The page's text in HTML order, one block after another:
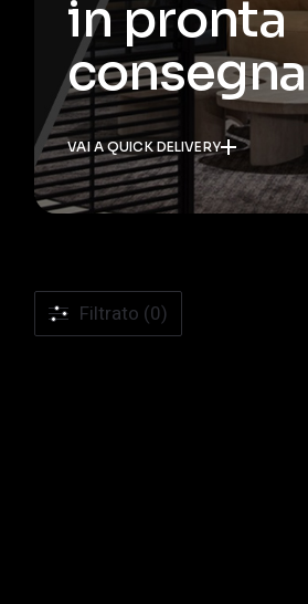
in pronta
consegna
VAI A QUICK DELIVERY
Filtrato (0)